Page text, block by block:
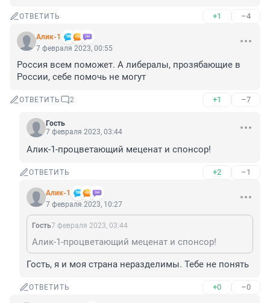
ОТВЕТИТЬ +1 –4
Алик-1
7 февраля 2023, 00:55
Россия всем поможет. А либералы, прозябающие в
России, себе помочь не могут
ОТВЕТИТЬ 2 +1 –7
Гость
7 февраля 2023, 03:44
Алик-1-процветающий меценат и спонсор!
ОТВЕТИТЬ +2 –1
Алик-1
7 февраля 2023, 10:27
Гость7 февраля 2023, 03:44
Алик-1-процветающий меценат и спонсор!
Гость, я и моя страна неразделимы. Тебе не понять
ОТВЕТИТЬ +0 –0